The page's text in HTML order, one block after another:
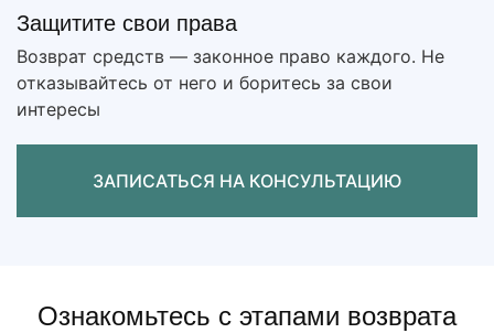
Защитите свои права
Возврат средств — законное право каждого. Не
отказывайтесь от него и боритесь за свои
интересы
ЗАПИСАТЬСЯ НА КОНСУЛЬТАЦИЮ
Ознакомьтесь с этапами возврата